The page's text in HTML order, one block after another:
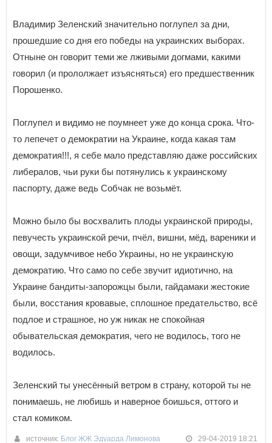
Владимир Зеленский значительно поглупел за дни,
прошедшие со дня его победы на украинских выборах.
Отныне он говорит теми же лживыми догмами, какими
говорил (и прололжает изъясняться) его предшественник
Порошенко.
Поглупел и видимо не поумнеет уже до конца срока. Что-
то лепечет о демократии на Украине, когда какая там
демократия!!!, я себе мало представляю даже российских
либералов, чьи руки бы потянулись к украинскому
паспорту, даже ведь Собчак не возьмёт.
Можно было бы восхвалить плоды украинской природы,
певучесть украинской речи, пчёл, вишни, мёд, вареники и
овощи, задумчивое небо Украины, но не украинскую
демократию. Что само по себе звучит идиотично, на
Украине бандиты-запорожцы были, гайдамаки жестокие
были, восстания кровавые, сплошное предательство, всё
подлое и страшное, но уж никак не спокойная
обывательская демократия, чего не водилось, того не
водилось.
Зеленский ты унесённый ветром в страну, которой ты не
понимаешь, не любишь и наверное боишься, оттого и
стал комиком.
источник: Блог ЖЖ Эдуарда Лимонова 29-04-2019 18:21